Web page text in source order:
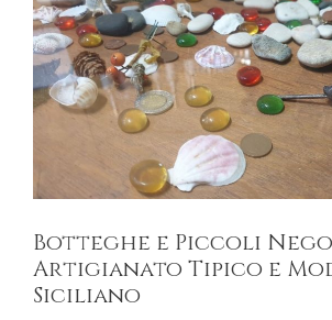
Botteghe e Piccoli
Artigianato Tipico e
Siciliano